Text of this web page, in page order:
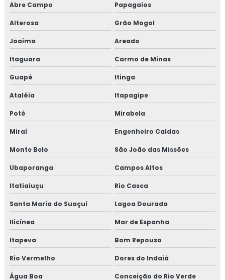
Abre Campo Papagaios
Alterosa Grão Mogol
Joaíma Areado
Itaguara Carmo de Minas
Guapé Itinga
Ataléia Itapagipe
Poté Mirabela
Miraí Engenheiro Caldas
Monte Belo São João das Missões
Ubaporanga Campos Altos
Itatiaiuçu Rio Casca
Santa Maria do Suaçuí Lagoa Dourada
Ilicínea Mar de Espanha
Itapeva Bom Repouso
Rio Vermelho Dores do Indaiá
Água Boa Conceição do Rio Verde